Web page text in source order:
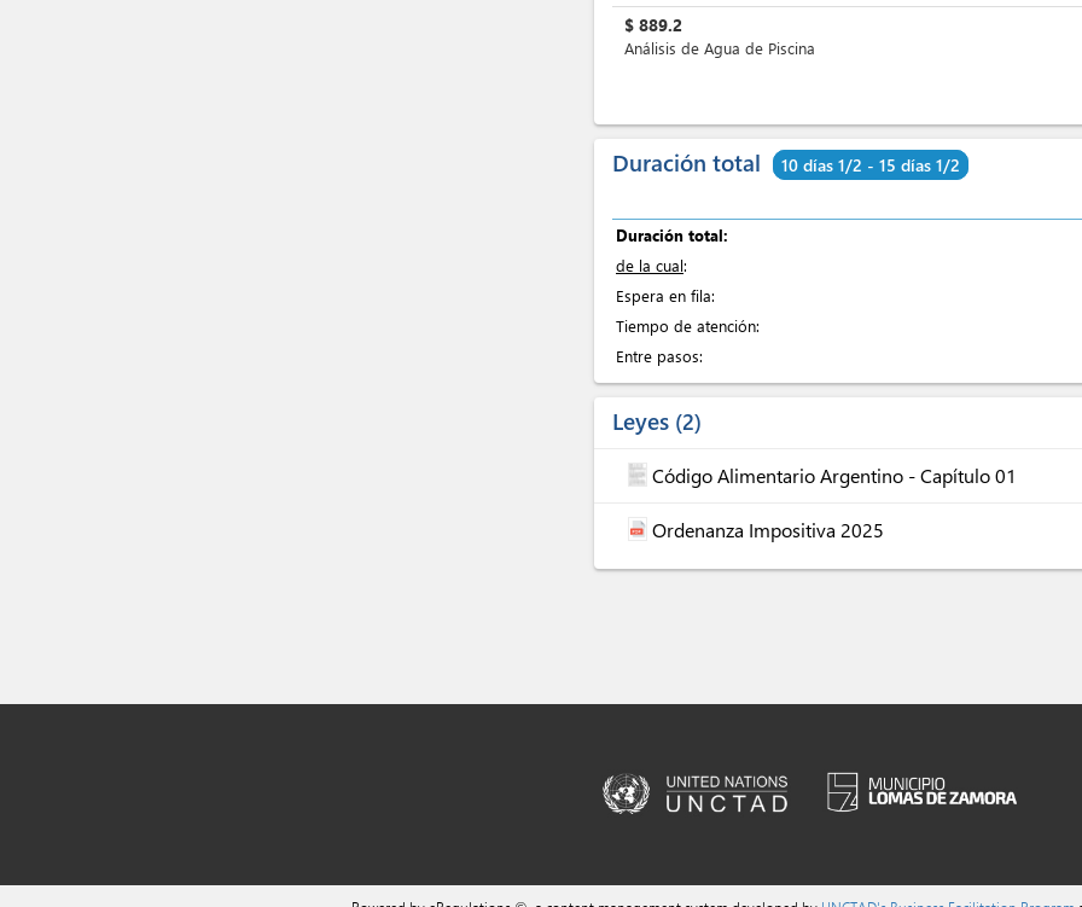
$ 889.2
Análisis de Agua de Piscina
Duración total 10 días 1/2 - 15 días 1/2
Duración total:
de la cual:
Espera en fila:
Tiempo de atención:
Entre pasos:
Leyes 2
Código Alimentario Argentino - Capítulo 01
Ordenanza Impositiva 2025